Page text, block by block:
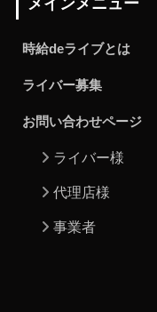
メインメニュー
時給deライブとは
ライバー募集
お問い合わせページ
ライバー様
代理店様
事業者